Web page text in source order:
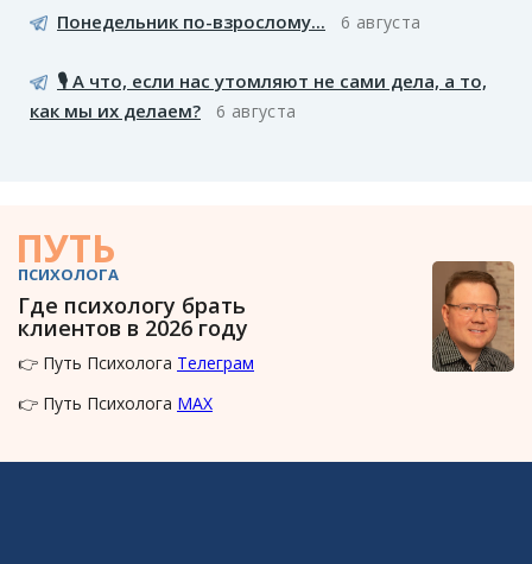
Понедельник по-взрослому... 6 августа
🎙️ А что, если нас утомляют не сами дела, а то,
как мы их делаем?
6 августа
ПУТЬ
ПСИХОЛОГА
Где психологу брать
клиентов в 2026 году
👉 Путь Психолога Телеграм
👉 Путь Психолога MAX